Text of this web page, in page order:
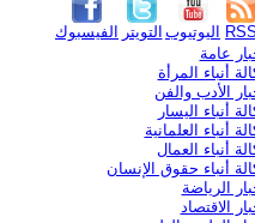
الفيسبوك التويتر اليوتيوب RSS
عامة
أنباء المرأة
الأدب والفن
أنباء اليسار
أنباء العلمانية
أنباء العمال
أنباء حقوق الإنسان
الرياضة
الاقتصاد